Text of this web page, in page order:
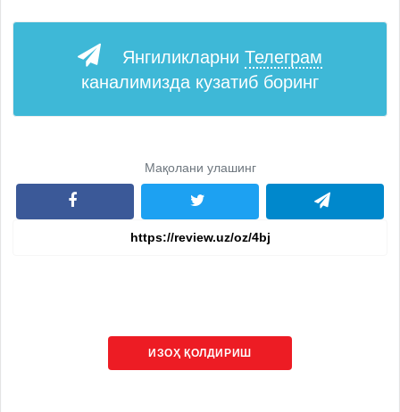
Янгиликларни Телеграм
каналимизда кузатиб боринг
Мақолани улашинг
ИЗОҲ ҚОЛДИРИШ